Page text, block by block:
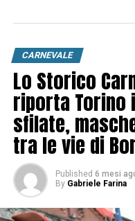
CARNEVALE
Lo Storico
riporta Torino
sfilate,
tra le vie di
Published 6 mesi
By Gabriele Farina